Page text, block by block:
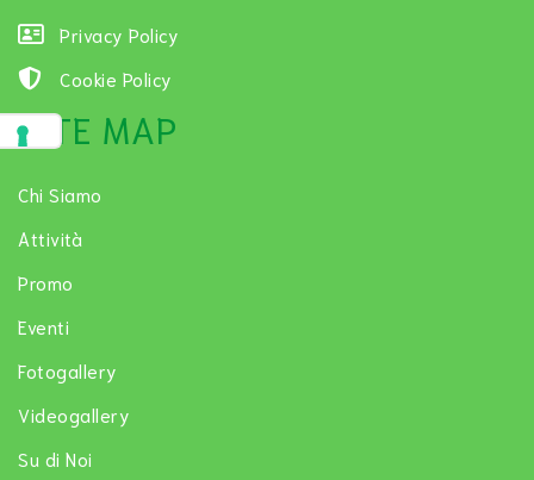
Privacy Policy
Cookie Policy
SITE MAP
Chi Siamo
Attività
Promo
Eventi
Fotogallery
Videogallery
Su di Noi